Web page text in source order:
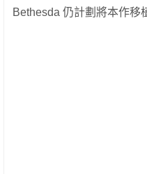
Bethesda 仍計劃將本作移